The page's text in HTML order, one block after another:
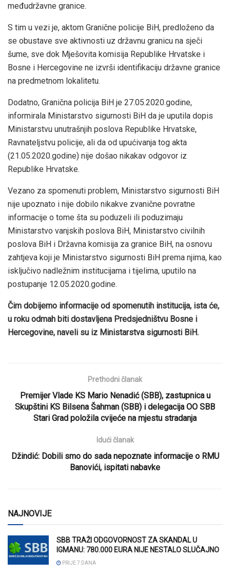
međudržavne granice.
S tim u vezi je, aktom Granične policije BiH, predloženo da
se obustave sve aktivnosti uz državnu granicu na sječi
šume, sve dok Mješovita komisija Republike Hrvatske i
Bosne i Hercegovine ne izvrši identifikaciju državne granice
na predmetnom lokalitetu.
Dodatno, Granična policija BiH je 27.05.2020.godine,
informirala Ministarstvo sigurnosti BiH da je uputila dopis
Ministarstvu unutrašnjih poslova Republike Hrvatske,
Ravnateljstvu policije, ali da od upućivanja tog akta
(21.05.2020.godine) nije došao nikakav odgovor iz
Republike Hrvatske.
Vezano za spomenuti problem, Ministarstvo sigurnosti BiH
nije upoznato i nije dobilo nikakve zvanične povratne
informacije o tome šta su poduzeli ili poduzimaju
Ministarstvo vanjskih poslova BiH, Ministarstvo civilnih
poslova BiH i Državna komisija za granice BiH, na osnovu
zahtjeva koji je Ministarstvo sigurnosti BiH prema njima, kao
isključivo nadležnim institucijama i tijelima, uputilo na
postupanje 12.05.2020.godine.
Čim dobijemo informacije od spomenutih institucija, ista će,
u roku odmah biti dostavljena Predsjedništvu Bosne i
Hercegovine, naveli su iz Ministarstva sigurnosti BiH.
Prethodni članak
Premijer Vlade KS Mario Nenadić (SBB), zastupnica u
Skupštini KS Bilsena Šahman (SBB) i delegacija OO SBB
Stari Grad položila cvijeće na mjestu stradanja
Idući članak
Džindić: Dobili smo do sada nepoznate informacije o RMU
Banovići, ispitati nabavke
NAJNOVIJE
SBB TRAŽI ODGOVORNOST ZA SKANDAL U
IGMANU: 780.000 EURA NIJE NESTALO SLUČAJNO
PRIJE 7 DANA